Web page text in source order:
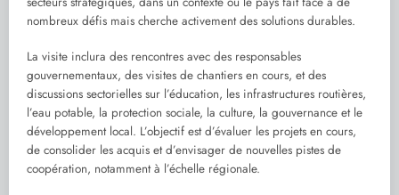
nombreux défis mais cherche activement des solutions durables.
La visite inclura des rencontres avec des responsables
gouvernementaux, des visites de chantiers en cours, et des
discussions sectorielles sur l’éducation, les infrastructures routières,
l’eau potable, la protection sociale, la culture, la gouvernance et le
développement local. L’objectif est d’évaluer les projets en cours,
de consolider les acquis et d’envisager de nouvelles pistes de
coopération, notamment à l’échelle régionale.